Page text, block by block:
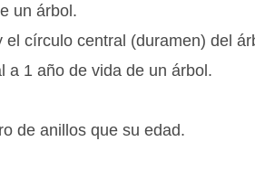
un árbol.
círculo central (duramen) del
a 1 año de vida de un árbol.
de anillos que su edad.